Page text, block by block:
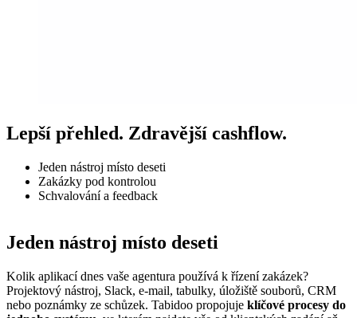
Lepší přehled. Zdravější cashflow.
Jeden nástroj místo deseti
Zakázky pod kontrolou
Schvalování a feedback
Jeden nástroj místo deseti
Kolik aplikací dnes vaše agentura používá k řízení zakázek?
Projektový nástroj, Slack, e-mail, tabulky, úložiště souborů, CRM
nebo poznámky ze schůzek. Tabidoo propojuje klíčové procesy do